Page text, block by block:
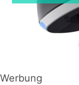
Werbung